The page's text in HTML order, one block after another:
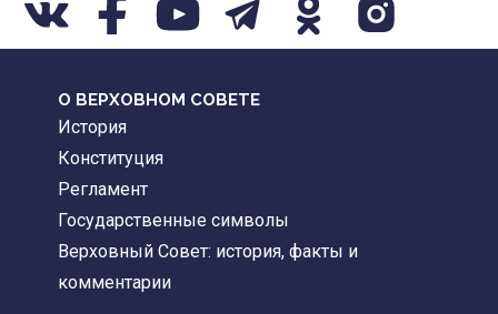
О ВЕРХОВНОМ СОВЕТЕ
История
Конституция
Регламент
Государственные символы
Верховный Совет: история, факты и
комментарии